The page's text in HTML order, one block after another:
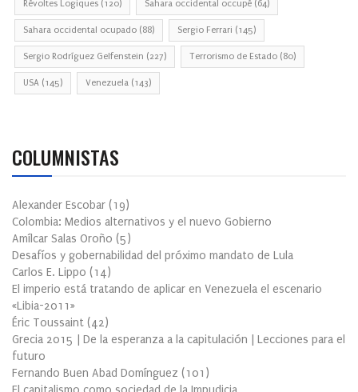
Révoltes Logiques (120) Sahara occidental occupé (64)
Sahara occidental ocupado (88) Sergio Ferrari (145)
Sergio Rodríguez Gelfenstein (227) Terrorismo de Estado (80)
USA (145) Venezuela (143)
COLUMNISTAS
Alexander Escobar (19)
Colombia: Medios alternativos y el nuevo Gobierno
Amílcar Salas Oroño (5)
Desafíos y gobernabilidad del próximo mandato de Lula
Carlos E. Lippo (14)
El imperio está tratando de aplicar en Venezuela el escenario
«Libia-2011»
Éric Toussaint (42)
Grecia 2015 | De la esperanza a la capitulación | Lecciones para el
futuro
Fernando Buen Abad Domínguez (101 )